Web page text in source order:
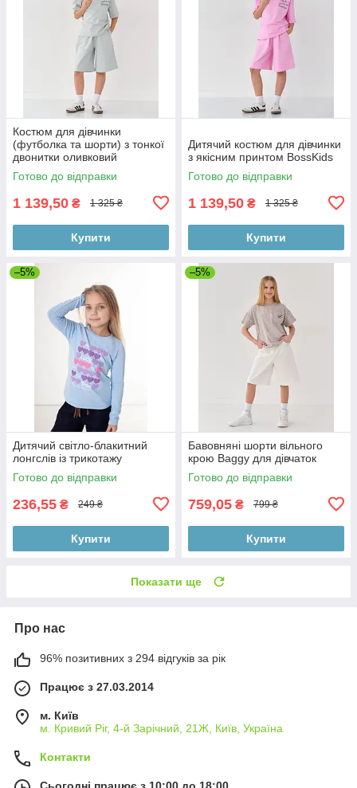
Костюм для дівчинки
(футболка та шорти) з тонкої
двонитки оливковий
Готово до відправки
1 139,50 ₴ 1 325 ₴
Купити
Дитячий костюм для дівчинки
з якісним принтом BossKids
Готово до відправки
1 139,50 ₴ 1 325 ₴
Купити
–5%
Дитячий світло-блакитний
лонгслів із трикотажу
Готово до відправки
236,55 ₴ 249 ₴
Купити
–5%
Бавовняні шорти вільного
крою Baggy для дівчаток
Готово до відправки
759,05 ₴ 799 ₴
Купити
Показати ще
Про нас
96% позитивних з 294 відгуків за рік
Працює з 27.03.2014
м. Київ
м. Кривий Ріг, 4-й Зарічний, 21Ж, Київ, Україна
Контакти